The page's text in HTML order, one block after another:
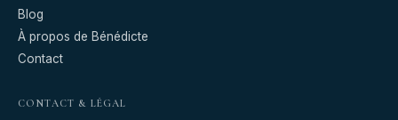
Blog
À propos de Bénédicte
Contact
CONTACT & LÉGAL